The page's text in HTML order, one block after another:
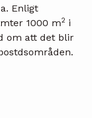
Enligt
1000 m2 i
om att det blir